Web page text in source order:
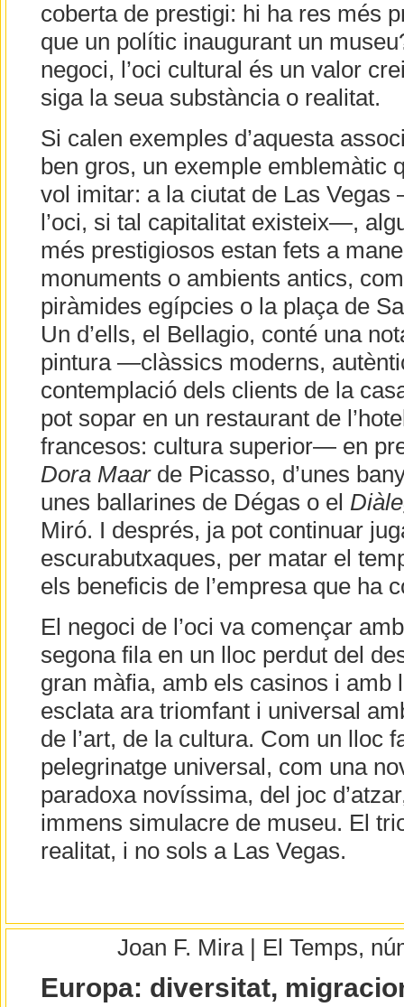
coberta de prestigi: hi ha res més
que un polític inaugurant un
negoci, l’oci cultural és un valor
siga la seua substància o realitat.
Si calen exemples d’aquesta
ben gros, un exemple emblemàtic
vol imitar: a la ciutat de Las
l’oci, si tal capitalitat existeix—,
més prestigiosos estan fets a
monuments o ambients antics,
piràmides egípcies o la plaça de
Un d’ells, el Bellagio, conté una
pintura —clàssics moderns,
contemplació dels clients de la
pot sopar en un restaurant de
francesos: cultura superior— en
Dora Maarde Picasso, d’unes
unes ballarines de Dégas o el
Miró. I després, ja pot continuar
escurabutxaques, per matar el
els beneficis de l’empresa que ha
El negoci de l’oci va començar
segona fila en un lloc perdut del
gran màfia, amb els casinos i amb
esclata ara triomfant i universal
de l’art, de la cultura. Com un lloc
pelegrinatge universal, com una
paradoxa novíssima, del joc
immens simulacre de museu. El
realitat, i no sols a Las Vegas.
Joan F. Mira | El Temps,
Europa: diversitat,